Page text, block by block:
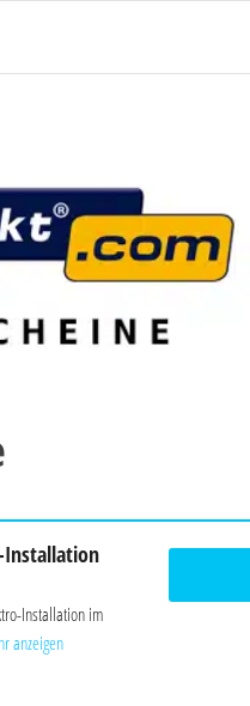
Installation
Installation im
anzeigen